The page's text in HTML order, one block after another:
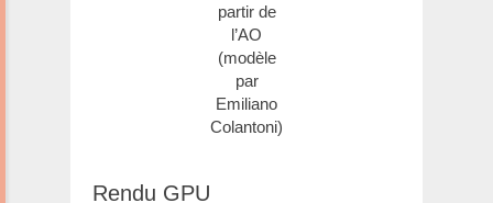
partir de
l’AO
(modèle
par
Emiliano
Colantoni)
Rendu GPU